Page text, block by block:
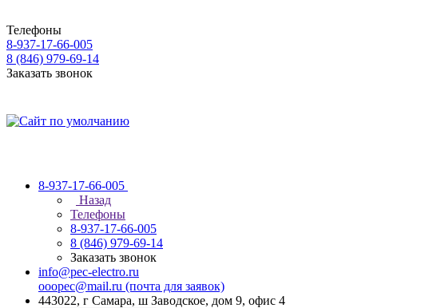
Телефоны
8-937-17-66-005
8 (846) 979-69-14
Заказать звонок
8-937-17-66-005
Назад
Телефоны
8-937-17-66-005
8 (846) 979-69-14
Заказать звонок
info@pec-electro.ru
ooopec@mail.ru (почта для заявок)
443022, г Самара, ш Заводское, дом 9, офис 4